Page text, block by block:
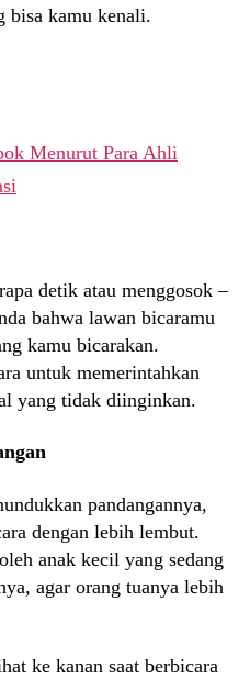
bisa kamu kenali.
Menurut Para Ahli
detik atau menggosok –
bahwa lawan bicaramu
kamu bicarakan.
untuk memerintahkan
yang tidak diinginkan.
pandangannya,
dengan lebih lembut.
anak kecil yang sedang
agar orang tuanya lebih
ke kanan saat berbicara